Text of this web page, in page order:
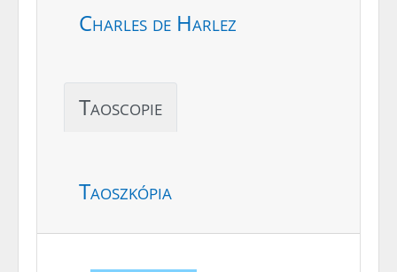
Charles de Harlez
Taoscopie
Taoszkópia